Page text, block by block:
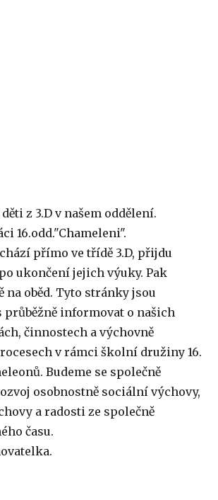
z 3.D v našem oddělení.
16.odd."Chameleni".
přímo ve třídě 3.D, přijdu
ukončení jejich výuky. Pak
na oběd. Tyto stránky jsou
průběžně informovat o našich
činnostech a výchovně
v rámci školní družiny 16.
Budeme se společně
osobnostně sociální výchovy,
a radosti ze společně
času.